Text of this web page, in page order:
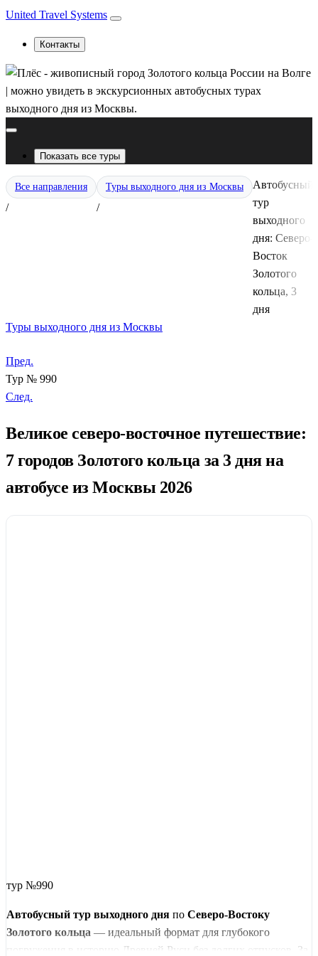
United Travel Systems
Контакты
Показать все туры
Все направления
/
Туры выходного дня из Москвы
/
Автобусный
тур
выходного
дня: Северо-
Восток
Золотого
кольца, 3
дня
Туры выходного дня из Москвы
Пред.
Тур № 990
След.
Великое северо-восточное путешествие:
7 городов Золотого кольца за 3 дня на
автобусе из Москвы 2026
тур №990
Автобусный тур выходного дня по Северо-Востоку
Золотого кольца — идеальный формат для глубокого
погружения в историю Древней Руси без долгих отпусков. За